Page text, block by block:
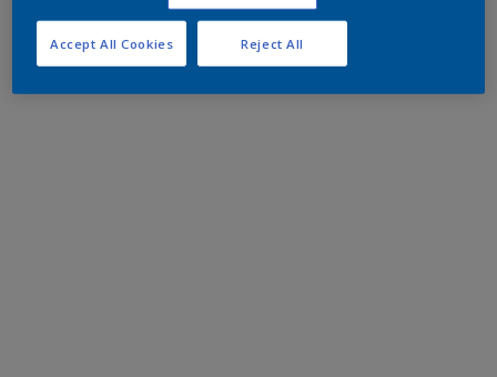
Reject All
Accept All Cookies